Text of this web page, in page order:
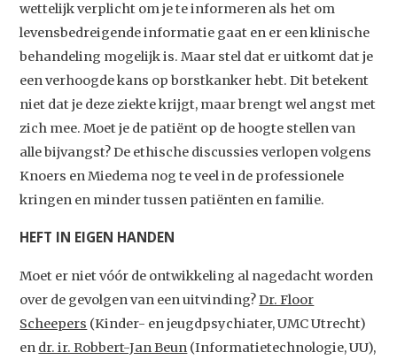
wettelijk verplicht om je te informeren als het om
levensbedreigende informatie gaat en er een klinische
behandeling mogelijk is. Maar stel dat er uitkomt dat je
een verhoogde kans op borstkanker hebt. Dit betekent
niet dat je deze ziekte krijgt, maar brengt wel angst met
zich mee. Moet je de patiënt op de hoogte stellen van
alle bijvangst? De ethische discussies verlopen volgens
Knoers en Miedema nog te veel in de professionele
kringen en minder tussen patiënten en familie.
HEFT IN EIGEN HANDEN
Moet er niet vóór de ontwikkeling al nagedacht worden
over de gevolgen van een uitvinding?Dr. Floor
Scheepers (Kinder- en jeugdpsychiater, UMC Utrecht)
en dr. ir. Robbert-Jan Beun (Informatietechnologie, UU),